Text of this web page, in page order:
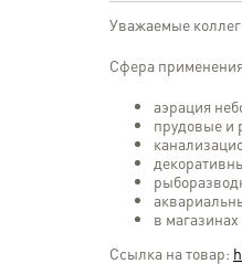
Уважаемые
Сфера
аэрация
прудовые и
в
Ссылка на товар: